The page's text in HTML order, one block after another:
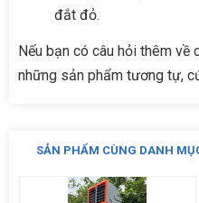
đắt đỏ.
Nếu bạn có câu hỏi thêm về
những sản phẩm tương tự,
SẢN PHẨM CÙNG DANH